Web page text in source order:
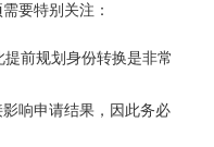
要特别关注：
前规划身份转换是非常
响申请结果，因此务必